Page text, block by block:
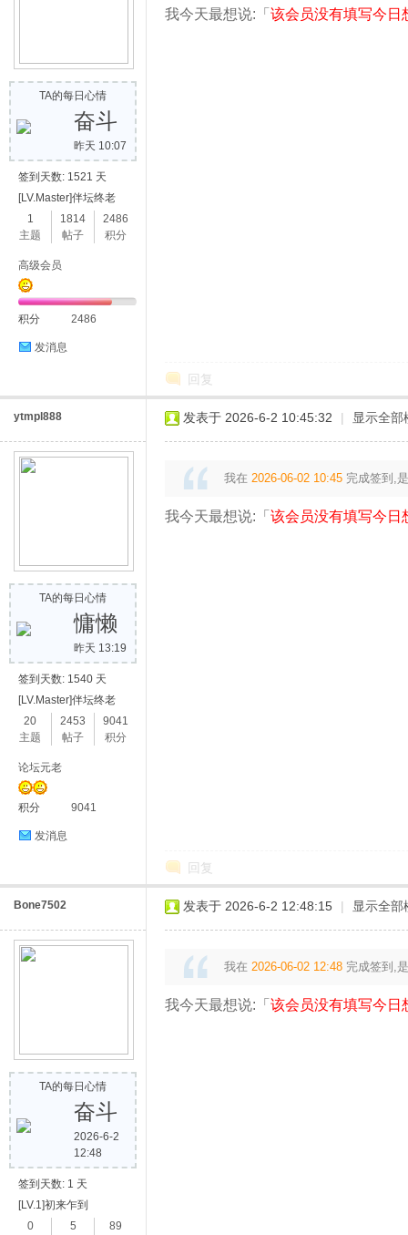
TA的每日心情
奋斗
昨天 10:07
签到天数: 1521 天
[LV.Master]伴坛终老
1
主题
1814
帖子
2486
积分
高级会员
积分 2486
发消息
我今天最想说:「 该会员没有填写今日
回复
ytmpl888
TA的每日心情
慵懒
昨天 13:19
签到天数: 1540 天
[LV.Master]伴坛终老
20
主题
2453
帖子
9041
积分
论坛元老
积分 9041
发消息
发表于 2026-6-2 10:45:32 | 显示全部
我在 2026-06-02 10:45 完成签到,是
我今天最想说:「 该会员没有填写今日
回复
Bone7502
TA的每日心情
奋斗
2026-6-2
12:48
签到天数: 1 天
[LV.1]初来乍到
0
5
89
发表于 2026-6-2 12:48:15 | 显示全部
我在 2026-06-02 12:48 完成签到,是
我今天最想说:「 该会员没有填写今日